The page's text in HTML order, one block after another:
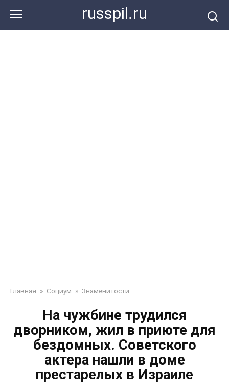
контенту
russpil.ru
Главная » Социум » Знаменитости
На чужбине трудился
дворником, жил в приюте для
бездомных. Советского
актера нашли в доме
престарелых в Израиле